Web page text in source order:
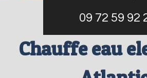
09 72 59 92
Chauffe eau